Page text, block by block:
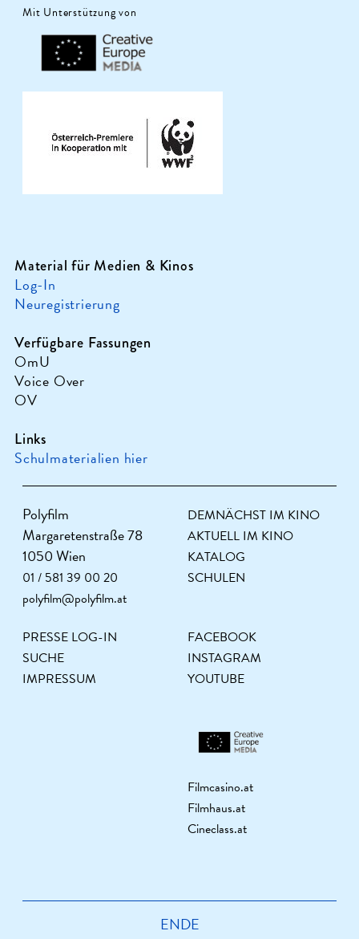
Mit Unterstützung von
Material für Medien & Kinos
Log-In
Neuregistrierung
Verfügbare Fassungen
OmU
Voice Over
OV
Links
Schulmaterialien hier
Polyfilm
Margaretenstraße 78
1050 Wien
01 / 581 39 00 20
polyfilm@polyfilm.at
DEMNÄCHST IM KINO
AKTUELL IM KINO
KATALOG
SCHULEN
PRESSE LOG-IN
SUCHE
IMPRESSUM
FACEBOOK
INSTAGRAM
YOUTUBE
Filmcasino.at
Filmhaus.at
Cineclass.at
ENDE